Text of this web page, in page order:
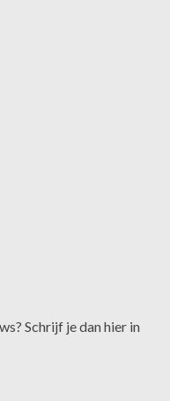
Schrijf je dan hier in